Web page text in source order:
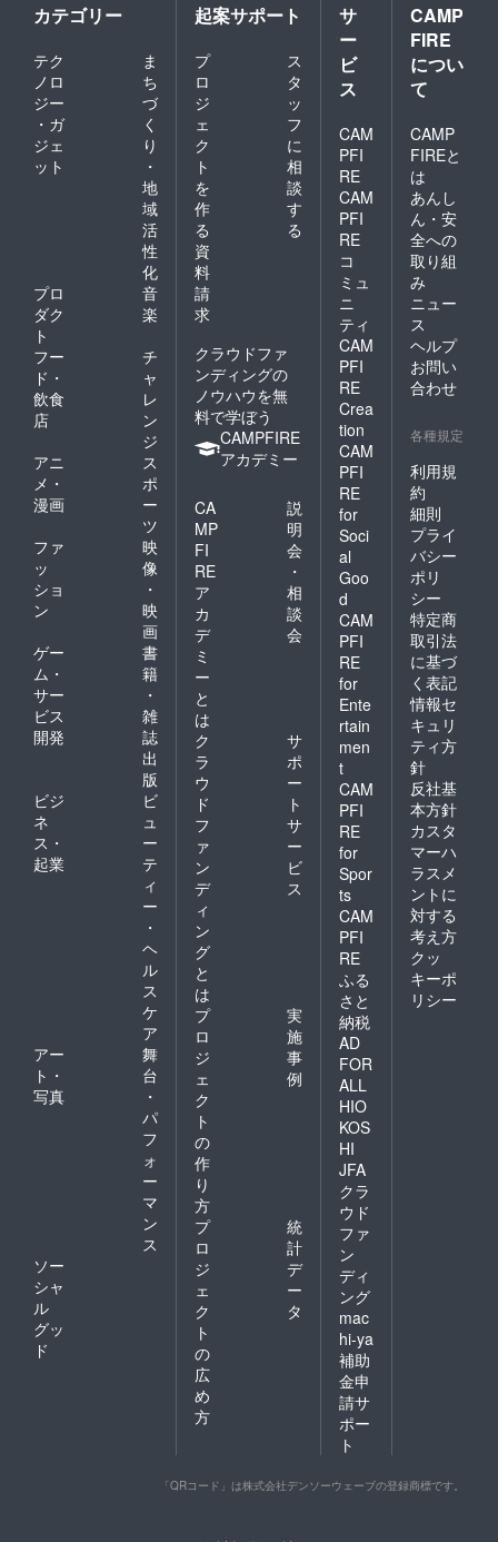
カテゴリー
テク
ノロ
ジー
・ガ
ジェ
ット
ま
ち
づ
く
り
・
地
域
活
性
化
プロ
ダク
ト
音
楽
フー
ド・
飲食
店
チ
ャ
レ
ン
ジ
アニ
メ・
漫画
ス
ポ
ー
ツ
ファ
ッ
ショ
ン
映
像
・
映
画
ゲー
ム・
サー
ビス
開発
書
籍
・
雑
誌
出
版
ビジ
ネ
ス・
起業
ビ
ュ
ー
テ
ィ
ー
・
ヘ
ル
ス
ケ
ア
アー
ト・
写真
舞
台
・
パ
フ
ォ
ー
マ
ン
ス
ソー
シャ
ル
グッ
ド
起案サポート
プ
ロ
ジ
ェ
ク
ト
を
作
る
ス
タ
ッ
フ
に
相
談
す
る
資
料
請
求
クラウドファ
ンディングの
ノウハウを無
料で学ぼう
CAMPFIRE
アカデミー
CA
MP
FI
RE
ア
カ
デ
ミ
ー
と
は
説
明
会
・
相
談
会
ク
ラ
ウ
ド
フ
ァ
ン
デ
ィ
ン
グ
と
は
サ
ポ
ー
ト
サ
ー
ビ
ス
プ
ロ
ジ
ェ
ク
ト
の
作
り
方
実
施
事
例
プ
ロ
ジ
ェ
ク
ト
の
広
め
方
統
計
デ
ー
タ
サ
ー
ビ
ス
CAM
PFI
RE
CAM
PFI
RE
コ
ミュ
ニ
ティ
CAM
PFI
RE
Crea
tion
CAM
PFI
RE
for
Soci
al
Goo
d
CAM
PFI
RE
for
Ente
rtain
men
t
CAM
PFI
RE
for
Spor
ts
CAM
PFI
RE
ふる
さと
納税
AD
FOR
ALL
HIO
KOS
HI
JFA
クラ
ウド
ファ
ン
ディ
ング
mac
hi-ya
補助
金申
請サ
ポー
ト
CAMP
FIRE
につい
て
CAMP
FIREと
は
あんし
ん・安
全への
取り組
み
ニュー
ス
ヘルプ
お問い
合わせ
各種規定
利用規
約
細則
プライ
バシー
ポリ
シー
特定商
取引法
に基づ
く表記
情報セ
キュリ
ティ方
針
反社基
本方針
カスタ
マーハ
ラスメ
ントに
対する
考え方
クッ
キーポ
リシー
「QRコード」は株式会社デンソーウェーブの登録商標です。